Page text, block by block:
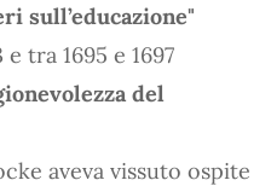
sull’educazione"
tra 1695 e 1697
del
aveva vissuto ospite